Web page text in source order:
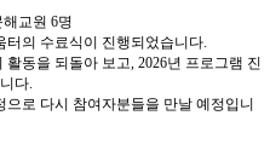
교원 6명
의 수료식이 진행되었습니다.
동을 되돌아 보고, 2026년 프로그램 진
다.
로 다시 참여자분들을 만날 예정입니